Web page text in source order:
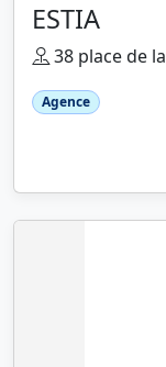
ESTIA
38 place de
Agence